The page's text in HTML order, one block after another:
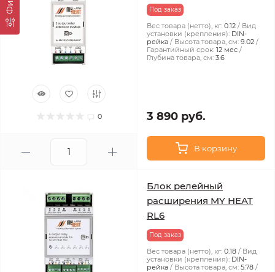
0
Под заказ
Вес товара (нетто), кг: 0.12
Вид
установки (крепления): DIN-
рейка
Высота товара, см: 9.02
Гарантийный срок: 12 мес
Глубина товара, см: 3.6
3 890 руб.
В корзину
Блок релейный
расширения MY HEAT
RL6
Под заказ
Вес товара (нетто), кг: 0.18
Вид
установки (крепления): DIN-
рейка
Высота товара, см: 5.78